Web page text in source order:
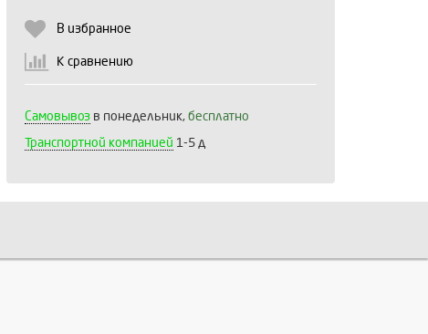
В избранное
К сравнению
Самовывоз в понедельник, бесплатно
Транспортной компанией 1-5 д